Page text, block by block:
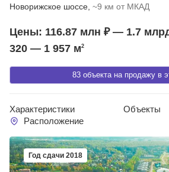
Новорижское шоссе, ~9 км от МКАД
83 объекта на продажу в
Цены: 116.87 млн ₽ — 1.7
320 — 1 957 м2
Характеристики
Объекты
Расположение
Год сдачи 2018